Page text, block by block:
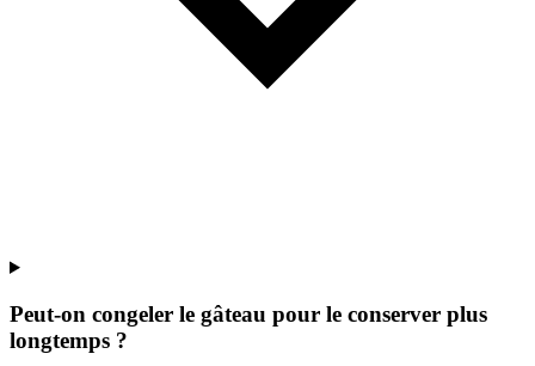
Peut-on congeler le gâteau pour le conserver plus
longtemps ?